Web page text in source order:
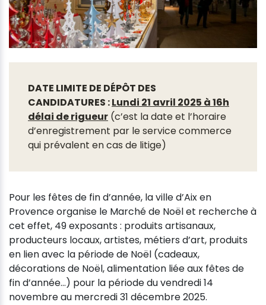
DATE LIMITE DE DÉPÔT DES
CANDIDATURES :Lundi 21 avril 2025 à 16h
délai de rigueur (c’est la date et l’horaire
d’enregistrement par le service commerce
qui prévalent en cas de litige)
Pour les fêtes de fin d’année, la ville d’Aix en
Provence organise le Marché de Noël et recherche à
cet effet, 49 exposants : produits artisanaux,
producteurs locaux, artistes, métiers d’art, produits
en lien avec la période de Noël (cadeaux,
décorations de Noël, alimentation liée aux fêtes de
fin d’année…) pour la période du vendredi 14
novembre au mercredi 31 décembre 2025.